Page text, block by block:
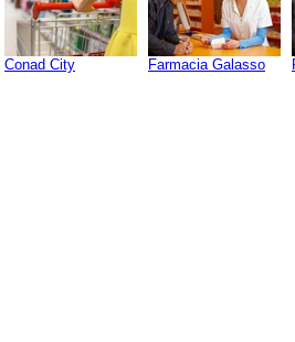
Conad City Farmacia Galasso